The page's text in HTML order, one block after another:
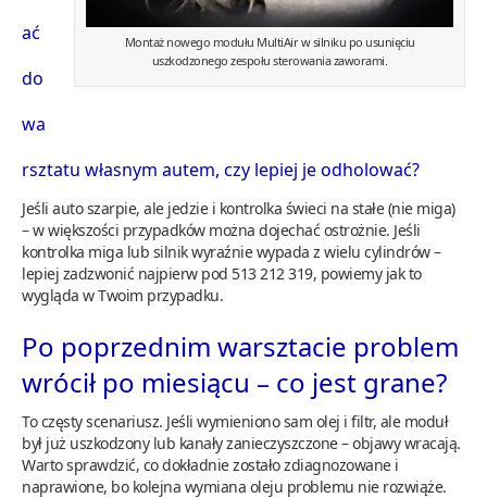
Montaż nowego modułu MultiAir w silniku po usunięciu
uszkodzonego zespołu sterowania zaworami.
ać
do
wa
rsztatu własnym autem, czy lepiej je odholować?
Jeśli auto szarpie, ale jedzie i kontrolka świeci na stałe (nie miga)
– w większości przypadków można dojechać ostrożnie. Jeśli
kontrolka miga lub silnik wyraźnie wypada z wielu cylindrów –
lepiej zadzwonić najpierw pod 513 212 319, powiemy jak to
wygląda w Twoim przypadku.
Po poprzednim warsztacie problem
wrócił po miesiącu – co jest grane?
To częsty scenariusz. Jeśli wymieniono sam olej i filtr, ale moduł
był już uszkodzony lub kanały zanieczyszczone – objawy wracają.
Warto sprawdzić, co dokładnie zostało zdiagnozowane i
naprawione, bo kolejna wymiana oleju problemu nie rozwiąże.